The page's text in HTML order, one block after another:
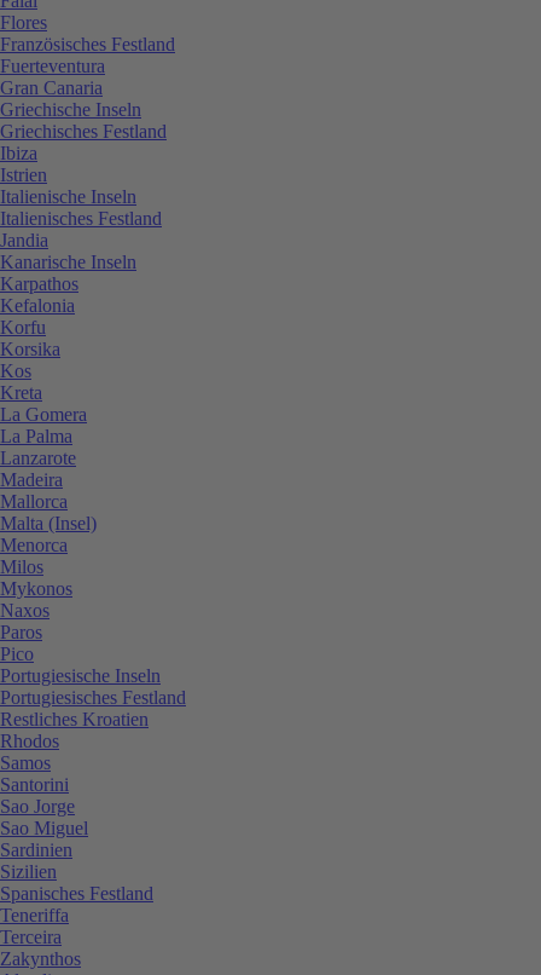
Flores
Französisches Festland
Fuerteventura
Gran Canaria
Griechische Inseln
Griechisches Festland
Ibiza
Istrien
Italienische Inseln
Italienisches Festland
Jandia
Kanarische Inseln
Karpathos
Kefalonia
Korfu
Korsika
Kos
Kreta
La Gomera
La Palma
Lanzarote
Madeira
Mallorca
Malta (Insel)
Menorca
Milos
Mykonos
Naxos
Paros
Pico
Portugiesische Inseln
Portugiesisches Festland
Restliches Kroatien
Rhodos
Samos
Santorini
Sao Jorge
Sao Miguel
Sardinien
Sizilien
Spanisches Festland
Teneriffa
Terceira
Zakynthos